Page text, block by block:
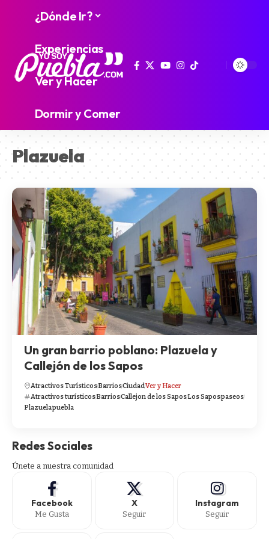
¿Dónde Ir?
Experiencias
Ver y Hacer
Dormir y Comer
Plazuela
Un gran barrio poblano: Plazuela y
Callejón de los Sapos
Atractivos TurísticosBarriosCiudadVer y Hacer
Atractivos turísticosBarriosCallejon de los SaposLos Sapospaseos
Plazuelapuebla
Redes Sociales
Únete a nuestra comunidad
Facebook
Me Gusta
X
Seguir
Instagram
Seguir